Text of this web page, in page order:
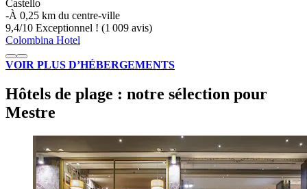
Castello
‐À 0,25 km du centre-ville
9,4/10 Exceptionnel ! (1 009 avis)
Colombina Hotel
VOIR PLUS D’HÉBERGEMENTS
Hôtels de plage : notre sélection pour
Mestre